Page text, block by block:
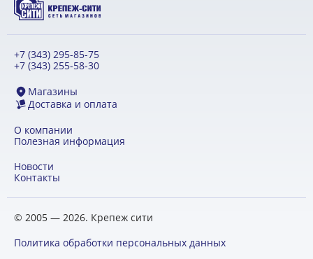
+7 (343) 295-85-75
+7 (343) 255-58-30
Магазины
Доставка и оплата
О компании
Полезная информация
Новости
Контакты
© 2005 — 2026. Крепеж сити
Политика обработки персональных данных